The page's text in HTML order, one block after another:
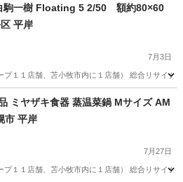
駒一樹 Floating 5 2/50 額約80×60
平岸
7月3日
プ１１店舗、苫小牧市内に１店舗） 総合リサイ
その他 版画
食器 蒸温菜鍋 Mサイズ AM
市 平岸
7月27日
プ１１店舗、苫小牧市内に１店舗） 総合リサイ